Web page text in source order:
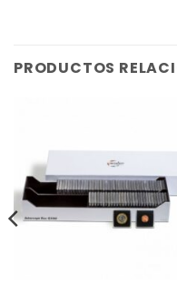
PRODUCTOS